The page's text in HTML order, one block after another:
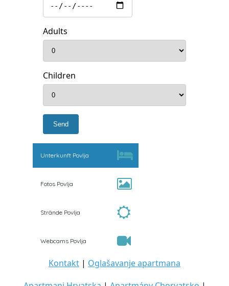
Adults
Children
Unterkunft Povlja
Fotos Povlja
Strände Povlja
Webcams Povlja
Kontakt | Oglašavanje apartmana